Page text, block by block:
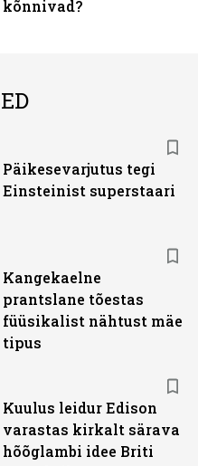
kõnnivad?
Päikesevarjutus tegi
Einsteinist superstaari
Kangekaelne
prantslane tõestas
füüsikalist nähtust mäe
tipus
Kuulus leidur Edison
varastas kirkalt särava
hõõglambi idee Briti